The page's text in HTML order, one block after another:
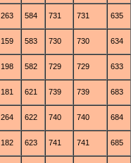
263 584 731 731 635
159 583 730 730 634
198 582 729 729 633
181 621 739 739 683
264 622 740 740 684
182 623 741 741 685